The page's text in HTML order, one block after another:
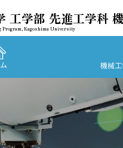
工学部 先進工学科
Program, Kagoshima University
機械